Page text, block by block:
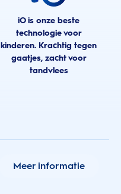
iO is onze beste
technologie voor
kinderen. Krachtig tegen
gaatjes, zacht voor
tandvlees
Meer informatie